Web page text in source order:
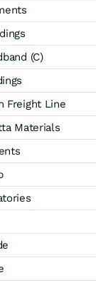
(C)
Freight Line
Materials